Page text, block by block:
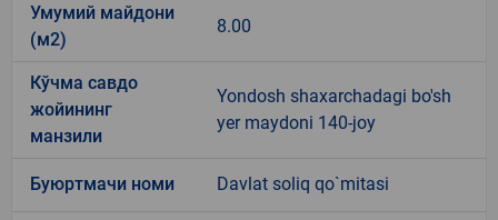
Умумий майдони
(м2)
8.00
Кўчма савдо
жойининг
манзили
Yondosh shaxarchadagi bo'sh
yer maydoni 140-joy
Буюртмачи номи Davlat soliq qo`mitasi